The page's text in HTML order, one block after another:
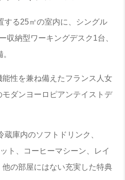
する25㎡の室内に、シングル
収納型ワーキングデスク1台、
能性を兼ね備えたフランス人女
ダンヨーロピアンテイストデ
庫内のソフトドリンク、
ト、コーヒーマシーン、レイ
他の部屋にはない充実した特典